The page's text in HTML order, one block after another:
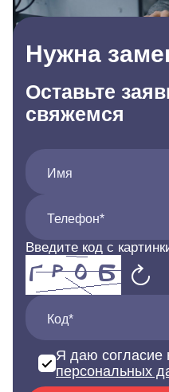
Нужна
Оставьте
свяжемся
Имя
Телефон*
Введите код с
Код*
Я даю согласие
персональных